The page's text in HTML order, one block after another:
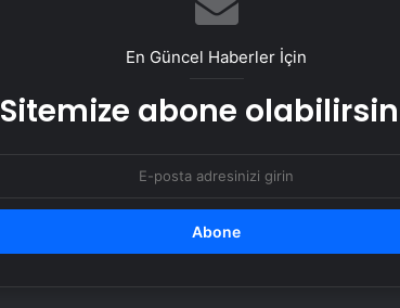
En Güncel Haberler İçin
Sitemize abone